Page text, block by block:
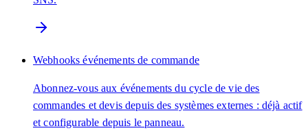
Webhooks événements de commande
Abonnez-vous aux événements du cycle de vie des
commandes et devis depuis des systèmes externes : déjà actif
et configurable depuis le panneau.